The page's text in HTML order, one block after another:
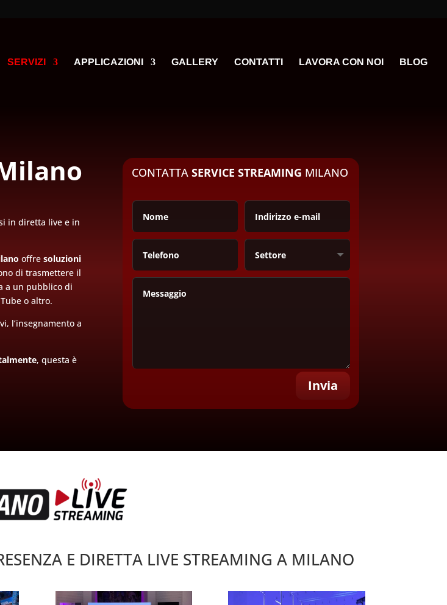
SERVIZI APPLICAZIONI GALLERY CONTATTI LAVORA CON NOI BLOG
in diretta live e in
offresoluzioni
di trasmettere il
a un pubblico di
o altro.
l’insegnamento a
, questa è
CONTATTASERVICE STREAMING MILANO
Invia
E DIRETTA LIVE STREAMING A MILANO